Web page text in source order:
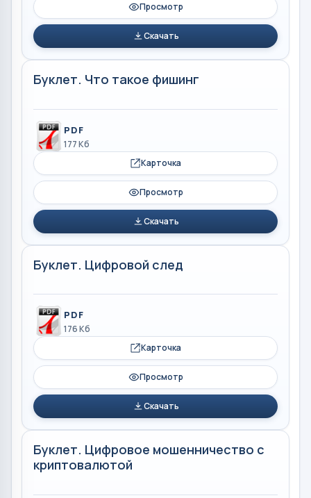
Просмотр
Скачать
Буклет. Что такое фишинг
PDF
177 Кб
Карточка
Просмотр
Скачать
Буклет. Цифровой след
PDF
176 Кб
Карточка
Просмотр
Скачать
Буклет. Цифровое мошенничество с
криптовалютой